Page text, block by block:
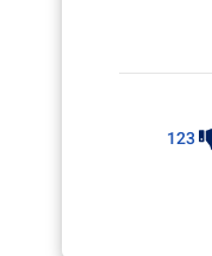
123